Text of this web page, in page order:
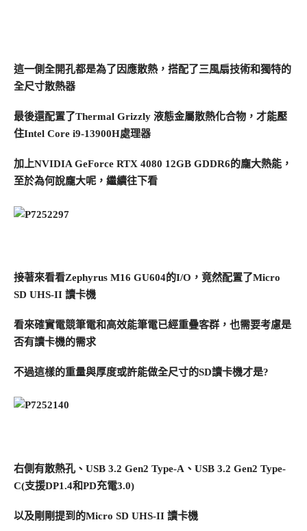
這一側全開孔都是為了因應散熱，搭配了三風扇技術和獨特的
全尺寸散熱器
最後還配置了Thermal Grizzly 液態金屬散熱化合物，才能壓
住Intel Core i9-13900H處理器
加上NVIDIA GeForce RTX 4080 12GB GDDR6的龐大熱能，
至於為何說龐大呢，繼續往下看
接著來看看Zephyrus M16 GU604的I/O，竟然配置了Micro
SD UHS-II 讀卡機
看來確實電競筆電和高效能筆電已經重疊客群，也需要考慮是
否有讀卡機的需求
不過這樣的重量與厚度或許能做全尺寸的SD讀卡機才是?
右側有散熱孔、USB 3.2 Gen2 Type-A、USB 3.2 Gen2 Type-
C(支援DP1.4和PD充電3.0)
以及剛剛提到的Micro SD UHS-II 讀卡機